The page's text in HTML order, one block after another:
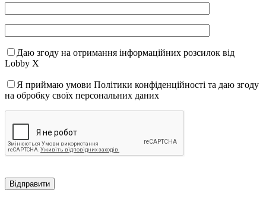
Даю згоду на отримання інформаційних розсилок від
Lobby X
Я приймаю умови Політики конфіденційності та даю згоду
на обробку своїх персональних даних